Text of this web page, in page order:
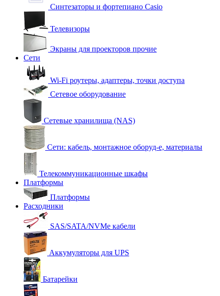
Синтезаторы и фортепиано Casio
Телевизоры
Экраны для проекторов прочие
Сети
Wi-Fi роутеры, адаптеры, точки доступа
Сетевое оборудование
Сетевые хранилища (NAS)
Сети: кабель, монтажное оборуд-е, материалы
Телекоммуникационные шкафы
Платформы
Платформы
Расходники
SAS/SATA/NVMe кабели
Аккумуляторы для UPS
Батарейки